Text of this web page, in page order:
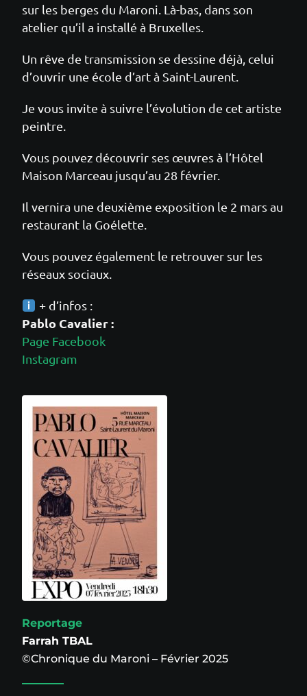
sur les berges du Maroni. Là-bas, dans son
atelier qu’il a installé à Bruxelles.
Un rêve de transmission se dessine déjà, celui
d’ouvrir une école d’art à Saint-Laurent.
Je vous invite à suivre l’évolution de cet artiste
peintre.
Vous pouvez découvrir ses œuvres à l’Hôtel
Maison Marceau jusqu’au 28 février.
Il vernira une deuxième exposition le 2 mars au
restaurant la Goélette.
Vous pouvez également le retrouver sur les
réseaux sociaux.
+ d’infos :
Pablo Cavalier :
Page Facebook
Instagram
Reportage
Farrah TBAL
©Chronique du Maroni – Février 2025